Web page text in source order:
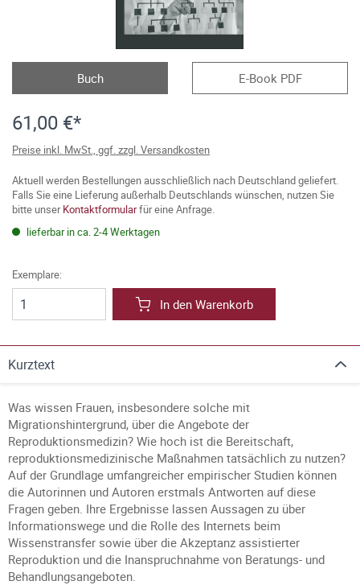
Buch E-Book PDF
61,00 €*
Preise inkl. MwSt., ggf. zzgl. Versandkosten
Aktuell werden Bestellungen ausschließlich nach Deutschland geliefert.
Falls Sie eine Lieferung außerhalb Deutschlands wünschen, nutzen Sie
bitte unserKontaktformularfür eine Anfrage.
lieferbar in ca. 2-4 Werktagen
Exemplare:
In den Warenkorb
Kurztext
Was wissen Frauen, insbesondere solche mit
Migrationshintergrund, über die Angebote der
Reproduktionsmedizin? Wie hoch ist die Bereitschaft,
reproduktionsmedizinische Maßnahmen tatsächlich zu nutzen?
Auf der Grundlage umfangreicher empirischer Studien können
die Autorinnen und Autoren erstmals Antworten auf diese
Fragen geben. Ihre Ergebnisse lassen Aussagen zu über
Informationswege und die Rolle des Internets beim
Wissenstransfer sowie über die Akzeptanz assistierter
Reproduktion und die Inanspruchnahme von Beratungs- und
Behandlungsangeboten.